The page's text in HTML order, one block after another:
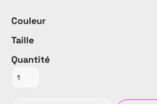
Couleur
Taille
Quantité